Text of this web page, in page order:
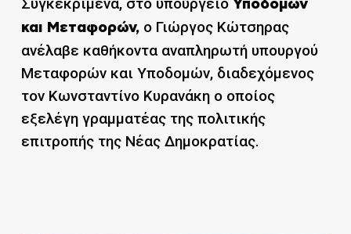
Υποδομών
και Μεταφορών,ο Γιώργος Κώτσηρας
ανέλαβε καθήκοντα αναπληρωτή υπουργού
Μεταφορών και Υποδομών, διαδεχόμενος
τον Κωνσταντίνο Κυρανάκη ο οποίος
εξελέγη γραμματέας της πολιτικής
επιτροπής της Νέας Δημοκρατίας.